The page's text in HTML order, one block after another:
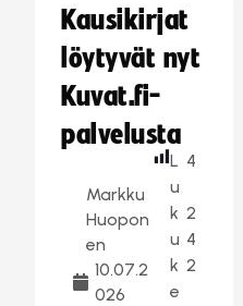
Kausikirjat
löytyvät nyt
Kuvat.fi-
palvelusta
Markku
Huopon
en
10.07.2
026
L
u
k
u
k
e
4
2
4
2